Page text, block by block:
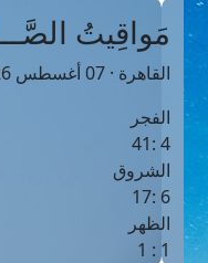
مَواقِيتُ
القاهرة · 07 أغسطس 2026 م
الفجر
4 :41
الشروق
6 :17
الظهر
1 : 1